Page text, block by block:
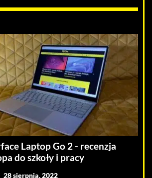
Laptop Go 2 - recenzja
do szkoły i pracy
28 sierpnia, 2022